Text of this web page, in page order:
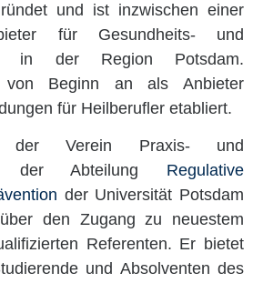
und ist inzwischen einer
für Gesundheits- und
in der Region Potsdam.
Beginn an als Anbieter
für Heilberufler etabliert.
Verein Praxis- und
der Abteilung Regulative
der Universität Potsdam
den Zugang zu neuestem
Referenten. Er bietet
und Absolventen des